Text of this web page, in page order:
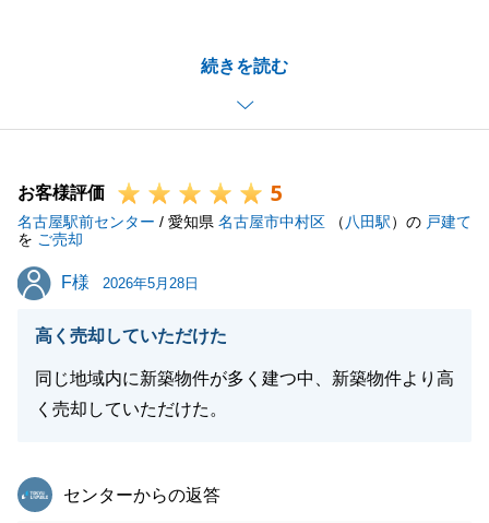
続きを読む
そのため、私としても非常に思い入れが強いお取引と
なりました。
その際もぜひお任せいただければと思います。
引き続きよろしくお願いいたします。
お客様評価 5
名古屋駅前センター / 愛知県 名古屋市中村区 （ 八田駅）の 戸建て
を ご売却
F様
F様 2026年5月28日
高く売却していただけた
同じ地域内に新築物件が多く建つ中、新築物件より高
く売却していただけた。
東急リバブル
センターからの返答